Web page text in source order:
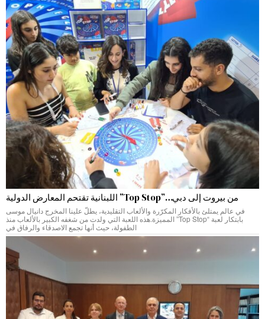
من بيروت إلى دبي…”Top Stop” اللبنانية تقتحم المعارض الدولية
في عالم يمتلئ بالأفكار المكرّرة والألعاب التقليدية، يطلّ علينا المخرج دانيال موسى
بابتكار لعبة “Top Stop” المميزة.هذه اللعبة التي ولدت من شغفه الكبير بالألعاب منذ
الطفولة، حيث أنها تجمع الاصدقاء والرفاق في